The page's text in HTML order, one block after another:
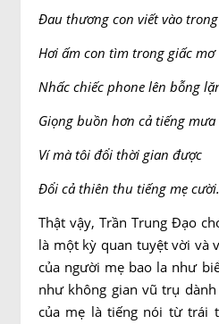
Đau thương con viết vào
Hơi ấm con tìm trong giấc mơ
Nhấc chiếc phone lên bỗng
Giọng buồn hơn cả tiếng
Ví mà tôi đổi thời gian được
Đổi cả thiên thu tiếng mẹ
Thật vậy, Trần Trung Đạo
là một kỳ quan tuyệt vời và
của người mẹ bao la như
như không gian vũ trụ
của mẹ là tiếng nói từ trái